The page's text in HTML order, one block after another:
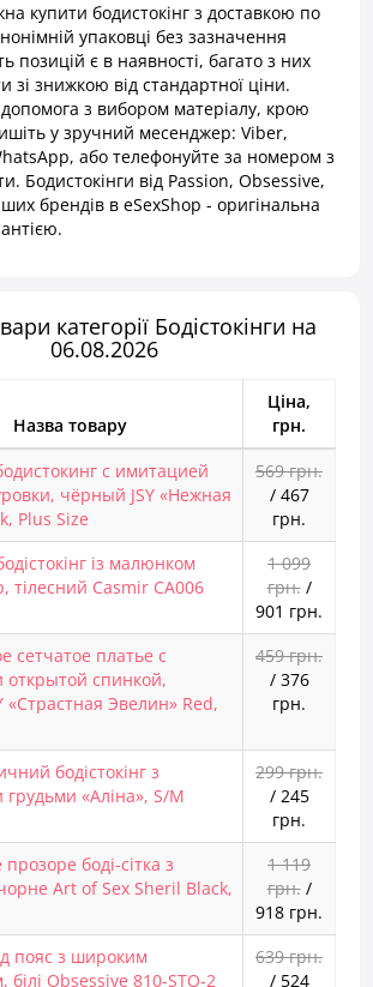
купити бодистокінг з доставкою по
упаковці без зазначення
позицій є в наявності, багато з них
зі знижкою від стандартної ціни.
з вибором матеріалу, крою
у зручний месенджер: Viber,
або телефонуйте за номером з
Бодистокінги від Passion, Obsessive,
брендів в eSexShop - оригінальна
категорії Бодістокінги на
06.08.2026
Назва товару
Ціна,
грн.
с имитацией
чёрный JSY «Нежная
Plus Size
569 грн.
/ 467
грн.
із малюнком
тілесний Casmir CA006
1 099
грн./
901 грн.
сетчатое платье с
открытой спинкой,
«Страстная Эвелин» Red,
459 грн.
/ 376
грн.
бодістокінг з
грудьми «Аліна», S/M
299 грн.
/ 245
грн.
боді-сітка з
Art of Sex Sheril Black,
1 119
грн./
918 грн.
пояс з широким
Obsessive 810-STO-2
639 грн.
/ 524